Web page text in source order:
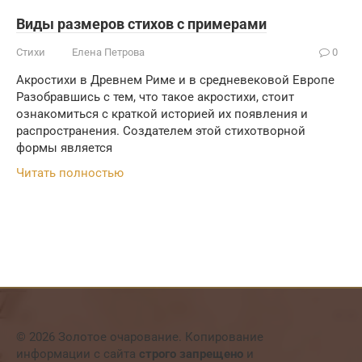
Виды размеров стихов с примерами
Стихи Елена Петрова 0
Акростихи в Древнем Риме и в средневековой Европе
Разобравшись с тем, что такое акростихи, стоит
ознакомиться с краткой историей их появления и
распространения. Создателем этой стихотворной
формы является
Читать полностью
© 2026 Золотое очарование. Копирование
информации с сайта строго запрещено и